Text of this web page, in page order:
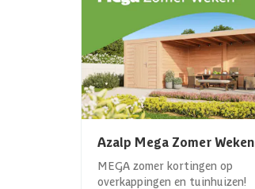
Azalp Mega Zomer Weken
MEGA zomer kortingen op
overkappingen en tuinhuizen!